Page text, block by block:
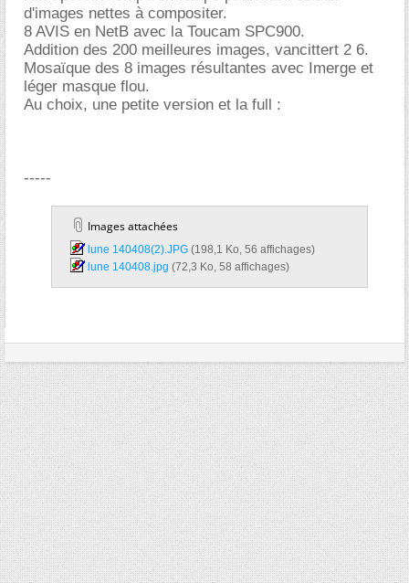
d'images nettes à compositer.
8 AVIS en NetB avec la Toucam SPC900.
Addition des 200 meilleures images, vancittert 2 6.
Mosaïque des 8 images résultantes avec Imerge et
léger masque flou.
Au choix, une petite version et la full :
-----
Images attachées
lune 140408(2).JPG‎ (198,1 Ko, 56 affichages)
lune 140408.jpg‎ (72,3 Ko, 58 affichages)